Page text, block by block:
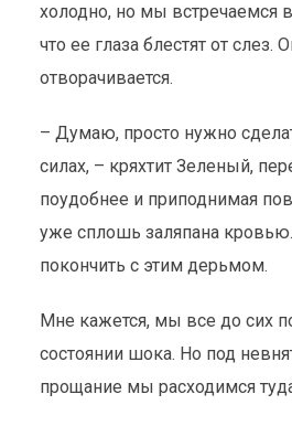
холодно, но мы встречаемся
что ее глаза блестят от слез.
отворачивается.
– Думаю, просто нужно
силах, – кряхтит Зеленый,
поудобнее и приподнимая
уже сплошь заляпана
покончить с этим дерьмом.
Мне кажется, мы все до сих
состоянии шока. Но под
прощание мы расходимся